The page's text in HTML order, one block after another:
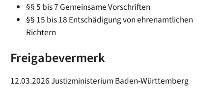
§§ 5 bis 7 Gemeinsame Vorschriften
§§ 15 bis 18 Entschädigung von ehrenamtlichen
Richtern
Freigabevermerk
12.03.2026 Justizministerium Baden-Württemberg